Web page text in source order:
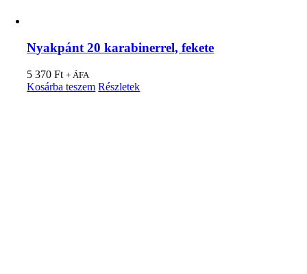
Nyakpánt 20 karabinerrel, fekete
5 370Ft + ÁFA
Kosárba teszem Részletek